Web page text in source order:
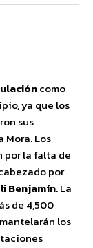
como
ya que los
sus
Los
por la falta de
por
Benjamín. La
de 4,500
los